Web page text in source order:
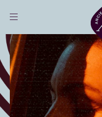
Agenda
Projets